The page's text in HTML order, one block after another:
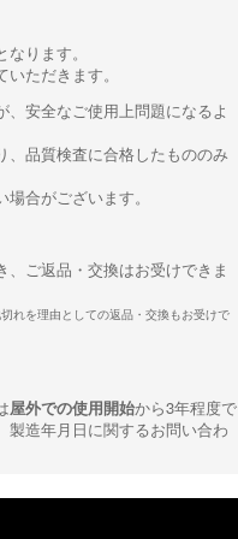
ります。
ただきます。
安全なご使用上問題になるよ
、品質検査に合格したもののみ
合がございます。
ご返品・交換はお受けできま
れを理由としての返品・交換もお受けで
屋外での使用開始から3年程度で
造年月日に関するお問い合わ